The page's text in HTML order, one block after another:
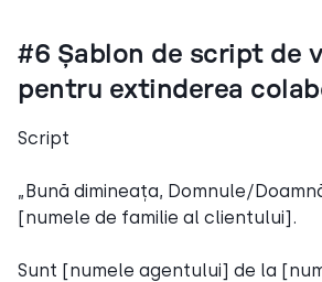
#6 Șablon de script de
pentru extinderea
Script
„Bună dimineața, Domnule/
[numele de familie al clientului].
Sunt [numele agentului] de la